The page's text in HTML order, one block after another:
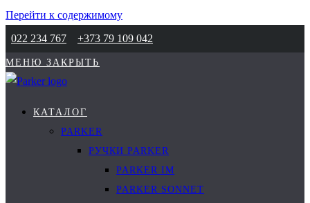
Перейти к содержимому
022 234 767
+373 79 109 042
МЕНЮ ЗАКРЫТЬ
КАТАЛОГ
PARKER
РУЧКИ PARKER
PARKER IM
PARKER SONNET